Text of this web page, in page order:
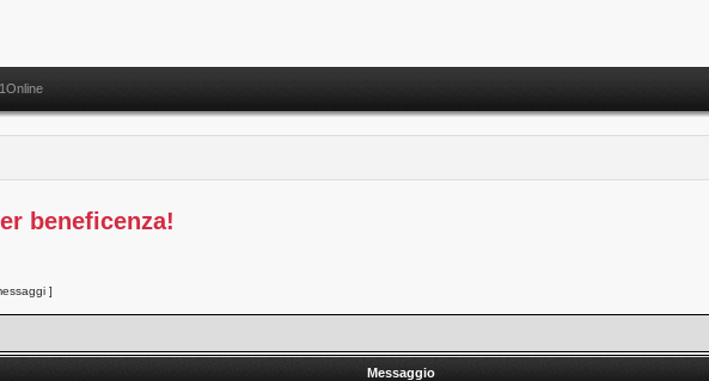
beneficenza!
]
Messaggio